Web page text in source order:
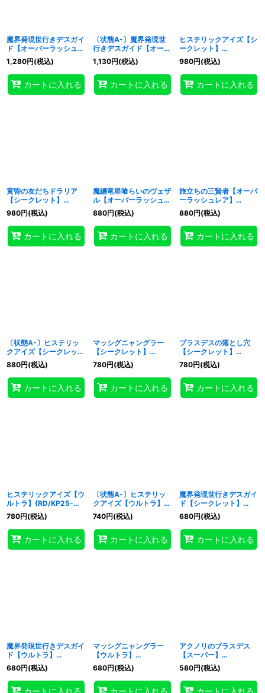
魔界発現世行きデスガイ
ド【オーバーラッシュレ
ア】{RD/KP25-JP030}
《RDモンスター》
1,280円(税込)
カートに入れる
〔状態A-〕魔界発現世
行きデスガイド【オーバ
ーラッシュレア】
{RD/KP25-JP030}
《RDモンスター》
1,130円(税込)
カートに入れる
ヒステリックアイズ【シ
ークレット】
{RD/KP25-JP063}
《RD罠》
980円(税込)
カートに入れる
黄昏の友だちドラリア
【シークレット】
{RD/KP25-JP068}
《RDモンスター》
980円(税込)
カートに入れる
魔纏竜星喰らいのヴェザ
ル【オーバーラッシュレ
ア】{RD/KP25-JP021}
《RDモンスター》
880円(税込)
カートに入れる
旅立ちの三賢者【オーバ
ーラッシュレア】
{RD/KP25-JP058}
《RD魔法》
880円(税込)
カートに入れる
〔状態A-〕ヒステリッ
クアイズ【シークレッ
ト】{RD/KP25-JP063}
《RD罠》
880円(税込)
カートに入れる
マッシグニャングラー
【シークレット】
{RD/KP25-JP037}
《RDモンスター》
780円(税込)
カートに入れる
ブラスデスの落とし穴
【シークレット】
{RD/KP25-JP064}
《RD罠》
780円(税込)
カートに入れる
ヒステリックアイズ【ウ
ルトラ】{RD/KP25-
JP063}《RD罠》
780円(税込)
カートに入れる
〔状態A-〕ヒステリッ
クアイズ【ウルトラ】
{RD/KP25-JP063}
《RD罠》
740円(税込)
カートに入れる
魔界発現世行きデスガイ
ド【シークレット】
{RD/KP25-JP030}
《RDモンスター》
680円(税込)
カートに入れる
魔界発現世行きデスガイ
ド【ウルトラ】
{RD/KP25-JP030}
《RDモンスター》
680円(税込)
カートに入れる
マッシグニャングラー
【ウルトラ】
{RD/KP25-JP037}
《RDモンスター》
680円(税込)
カートに入れる
アクノリのブラスデス
【スーパー】
{RD/KP25-JP033}
《RDモンスター》
580円(税込)
カートに入れる